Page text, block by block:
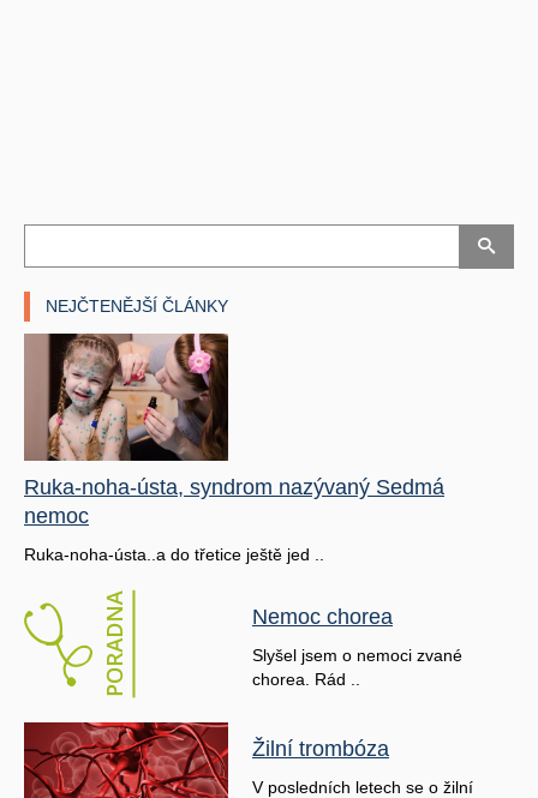
NEJČTENĚJŠÍ ČLÁNKY
Ruka-noha-ústa, syndrom nazývaný Sedmá
nemoc
Ruka-noha-ústa..a do třetice ještě jed ..
Nemoc chorea
Slyšel jsem o nemoci zvané
chorea. Rád ..
Žilní trombóza
V posledních letech se o žilní